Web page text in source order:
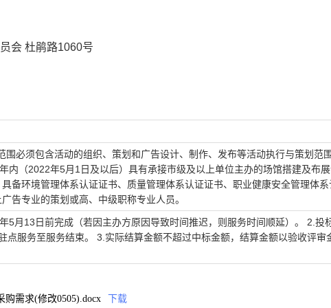
会 杜鹃路1060号
围必须包含活动的组织、策划和广告设计、制作、发布等活动执行与策划范
内（2022年5月1日及以后）具有承接市级及以上单位主办的场馆搭建及布
备环境管理体系认证证书、质量管理体系认证证书、职业健康安全管理体
告专业的策划或高、中级职称专业人员。
5月13日前完成（若因主办方原因导致时间推迟，则服务时间顺延）。 2.投
点服务至服务结束。 3.实际结算金额不超过中标金额，结算金额以验收评审
需求(修改0505).docx
下载